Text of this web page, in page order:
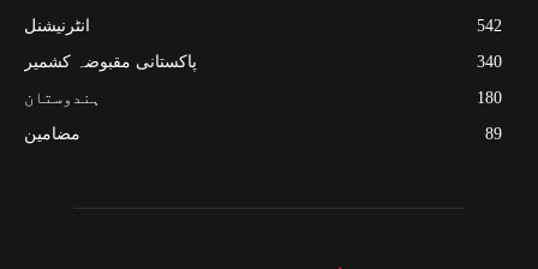
انٹرنیشنل
542
پاکستانی مقبوضہ کشمیر
340
ہندوستان
180
مضامین
89